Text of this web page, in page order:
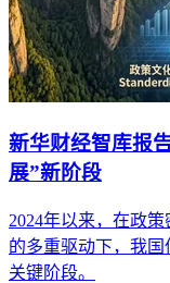
新华财经智库报
展”新阶段
2024年以来，在政
的多重驱动下，我
关键阶段。